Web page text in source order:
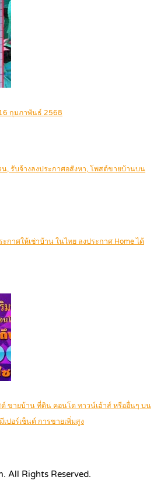
กุมภาพันธ์ 2568
, รับจ้างลงประกาศอสังหา, โพสต์ขายบ้านบน
ะกาศให้เช่าบ้าน ในไทย ลงประกาศ Home ได้
ขายบ้าน ที่ดิน คอนโด ทาวน์เฮ้าส์ หรืออื่นๆ บน
เปอร์เซ็นต์ การขายเพิ่มสูง
All Rights Reserved.